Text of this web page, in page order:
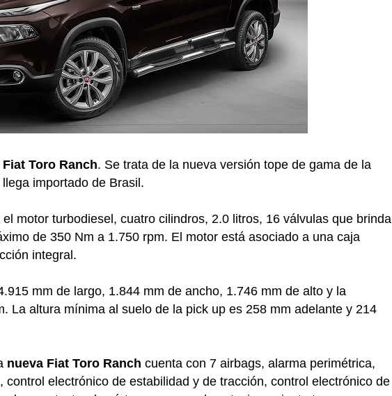
Fiat Toro Ranch. Se trata de la nueva versión tope de gama de la
importado de Brasil.
el motor turbodiesel, cuatro cilindros, 2.0 litros, 16 válvulas que brinda
de 350 Nm a 1.750 rpm. El motor está asociado a una caja
integral.
mm de largo, 1.844 mm de ancho, 1.746 mm de alto y la
La altura mínima al suelo de la pick up es 258 mm adelante y 214
nueva Fiat Toro Ranch cuenta con 7 airbags, alarma perimétrica,
electrónico de estabilidad y de tracción, control electrónico de